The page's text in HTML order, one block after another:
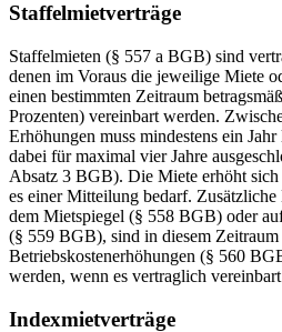
Staffelmietverträge
Staffelmieten (§ 557 a BGB) sind
denen im Voraus die jeweilige Miete
einen bestimmten Zeitraum
Prozenten) vereinbart werden.
Erhöhungen muss mindestens ein
dabei für maximal vier Jahre
Absatz 3 BGB). Die Miete erhöht sich
es einer Mitteilung bedarf.
dem Mietspiegel (§ 558 BGB) oder
(§ 559 BGB), sind in diesem
Betriebskostenerhöhungen (§ 560
werden, wenn es vertraglich
Indexmietverträge